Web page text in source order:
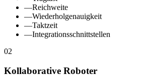
—Reichweite
—Wiederholgenauigkeit
—Taktzeit
—Integrationsschnittstellen
02
Kollaborative Roboter